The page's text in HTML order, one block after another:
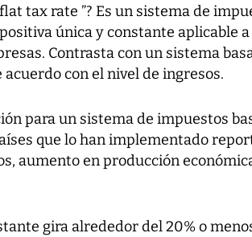
tax rate ”? Es un sistema de
única y constante aplicable
Contrasta con un sistema
acuerdo con el nivel de ingresos.
para un sistema de impuestos
que lo han implementado
aumento en producción
gira alrededor del 20% o